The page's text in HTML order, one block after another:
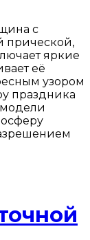
с
прической,
яркие
её
узором
праздника
модели